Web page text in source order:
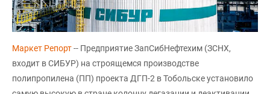
Маркет Репорт-- Предприятие ЗапСибНефтехим (ЗСНХ,
входит в СИБУР) на строящемся производстве
полипропилена (ПП) проекта ДГП-2 в Тобольске установило